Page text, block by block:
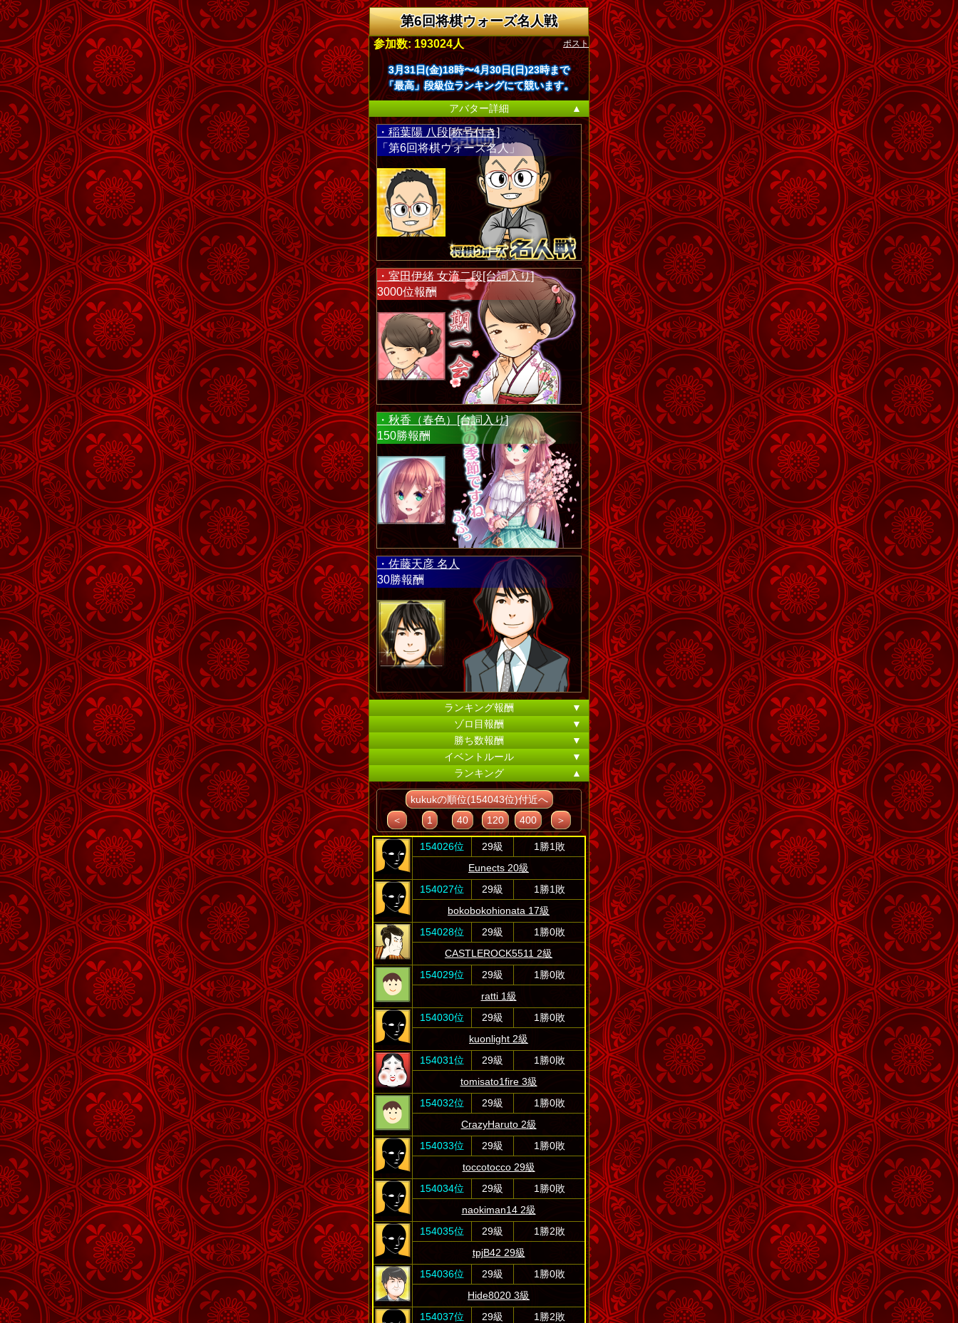
第6回将棋ウォーズ名人戦
ポスト
参加数: 193024人
3月31日(金)18時〜4月30日(日)23時まで
「最高」段級位ランキングにて競います。
アバター詳細
▲
・稲葉陽 八段[称号付き]
「第6回将棋ウォーズ名人」
・室田伊緒 女流二段[台詞入り]
3000位報酬
・秋香（春色）[台詞入り]
150勝報酬
・佐藤天彦 名人
30勝報酬
ランキング報酬
▼
ゾロ目報酬
▼
勝ち数報酬
▼
イベントルール
▼
ランキング
▲
kukukの順位(154043位)付近へ
＜
1 40 120 400 ＞
154026位 29級
1勝1敗
Eunects 20級
154027位
29級
1勝1敗
bokobokohionata 17級
154028位
29級
1勝0敗
CASTLEROCK5511 2級
154029位
29級
1勝0敗
ratti 1級
154030位
29級
1勝0敗
kuonlight 2級
154031位
29級
1勝0敗
tomisato1fire 3級
154032位
29級
1勝0敗
CrazyHaruto 2級
154033位
29級
1勝0敗
toccotocco 29級
154034位
29級
1勝0敗
naokiman14 2級
154035位
29級
1勝2敗
tpjB42 29級
154036位
29級
1勝0敗
Hide8020 3級
154037位
29級
1勝2敗